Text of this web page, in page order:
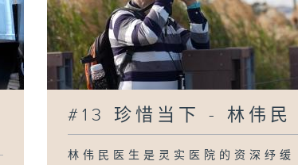
#13 珍惜当下 - 林伟民
林伟民医生是灵实医院的资深纾缓